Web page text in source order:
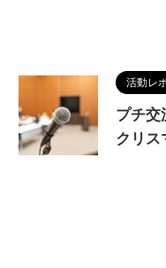
活動レ
プチ交
クリス